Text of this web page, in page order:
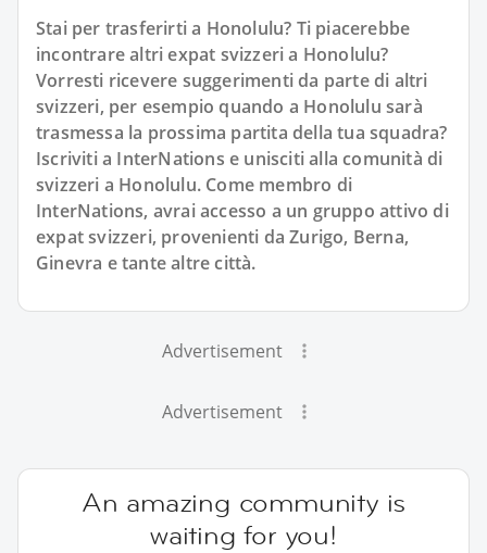
Stai per trasferirti a Honolulu? Ti piacerebbe
incontrare altri expat svizzeri a Honolulu?
Vorresti ricevere suggerimenti da parte di altri
svizzeri, per esempio quando a Honolulu sarà
trasmessa la prossima partita della tua squadra?
Iscriviti a InterNations e unisciti alla comunità di
svizzeri a Honolulu. Come membro di
InterNations, avrai accesso a un gruppo attivo di
expat svizzeri, provenienti da Zurigo, Berna,
Ginevra e tante altre città.
Advertisement
Advertisement
An amazing community is
waiting for you!